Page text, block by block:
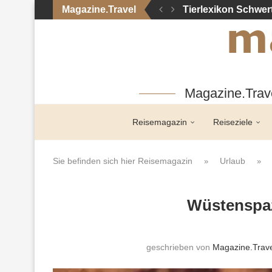
Magazine.Travel Tierlexikon
Reisemagazin Reiseziele
Sie befinden sich hier Reisemagazin » Urlaub »
geschrieben von